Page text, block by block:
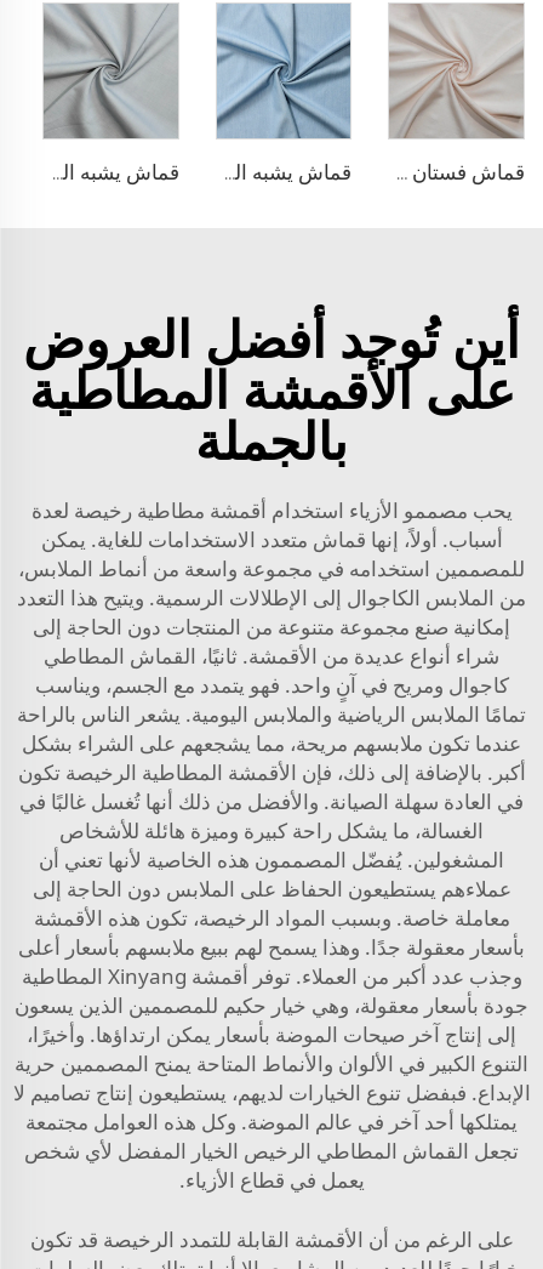
قماش فستان من الليوسيل 100% يشبه الكتان قماش يشبه الدنيم من مادة TR قماش يشبه الدنيم المطاطي من مادة TR
أين تُوجد أفضل العروض
على الأقمشة المطاطية
بالجملة
يحب مصممو الأزياء استخدام أقمشة مطاطية رخيصة لعدة
أسباب. أولاً، إنها قماش متعدد الاستخدامات للغاية. يمكن
للمصممين استخدامه في مجموعة واسعة من أنماط الملابس،
من الملابس الكاجوال إلى الإطلالات الرسمية. ويتيح هذا التعدد
إمكانية صنع مجموعة متنوعة من المنتجات دون الحاجة إلى
شراء أنواع عديدة من الأقمشة. ثانيًا، القماش المطاطي
كاجوال ومريح في آنٍ واحد. فهو يتمدد مع الجسم، ويناسب
تمامًا الملابس الرياضية والملابس اليومية. يشعر الناس بالراحة
عندما تكون ملابسهم مريحة، مما يشجعهم على الشراء بشكل
أكبر. بالإضافة إلى ذلك، فإن الأقمشة المطاطية الرخيصة تكون
في العادة سهلة الصيانة. والأفضل من ذلك أنها تُغسل غالبًا في
الغسالة، ما يشكل راحة كبيرة وميزة هائلة للأشخاص
المشغولين. يُفضّل المصممون هذه الخاصية لأنها تعني أن
عملاءهم يستطيعون الحفاظ على الملابس دون الحاجة إلى
معاملة خاصة. وبسبب المواد الرخيصة، تكون هذه الأقمشة
بأسعار معقولة جدًا. وهذا يسمح لهم ببيع ملابسهم بأسعار أعلى
وجذب عدد أكبر من العملاء. توفر أقمشة Xinyang المطاطية
جودة بأسعار معقولة، وهي خيار حكيم للمصممين الذين يسعون
إلى إنتاج آخر صيحات الموضة بأسعار يمكن ارتداؤها. وأخيرًا،
التنوع الكبير في الألوان والأنماط المتاحة يمنح المصممين حرية
الإبداع. فبفضل تنوع الخيارات لديهم، يستطيعون إنتاج تصاميم لا
يمتلكها أحد آخر في عالم الموضة. وكل هذه العوامل مجتمعة
تجعل القماش المطاطي الرخيص الخيار المفضل لأي شخص
يعمل في قطاع الأزياء.
على الرغم من أن الأقمشة القابلة للتمدد الرخيصة قد تكون